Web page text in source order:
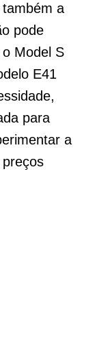
a
pode
Model S
E41
para
a